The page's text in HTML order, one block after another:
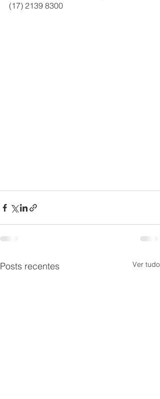
(17) 2139 8300
Posts recentes Ver tudo